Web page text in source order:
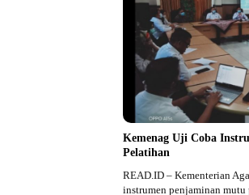
Kemenag Uji Coba
Pelatihan
READ.ID – Kementerian
instrumen penjaminan